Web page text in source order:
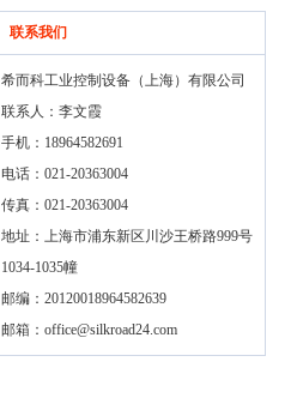
联系我们
希而科工业控制设备（上海）有限公司
联系人：李文霞
手机：18964582691
电话：021-20363004
传真：021-20363004
地址：上海市浦东新区川沙王桥路999号
1034-1035幢
邮编：20120018964582639
邮箱： office@silkroad24.com